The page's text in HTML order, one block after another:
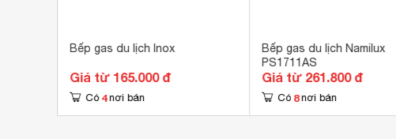
Bếp gas du lịch Inox
Giá từ 165.000 đ
Có 4 nơi bán
Bếp gas du lịch Namilux
PS1711AS
Giá từ 261.800 đ
Có 8 nơi bán